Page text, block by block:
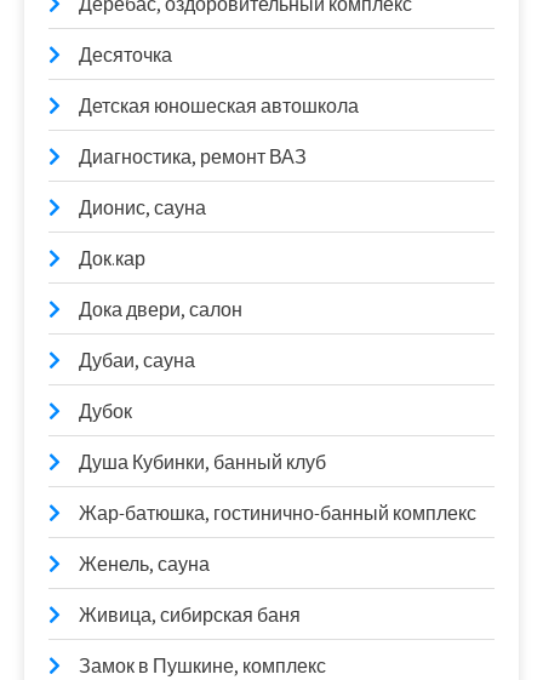
Десяточка
Детская юношеская автошкола
Диагностика, ремонт ВАЗ
Дионис, сауна
Док.кар
Дока двери, салон
Дубаи, сауна
Дубок
Душа Кубинки, банный клуб
Жар-батюшка, гостинично-банный комплекс
Женель, сауна
Живица, сибирская баня
Замок в Пушкине, комплекс